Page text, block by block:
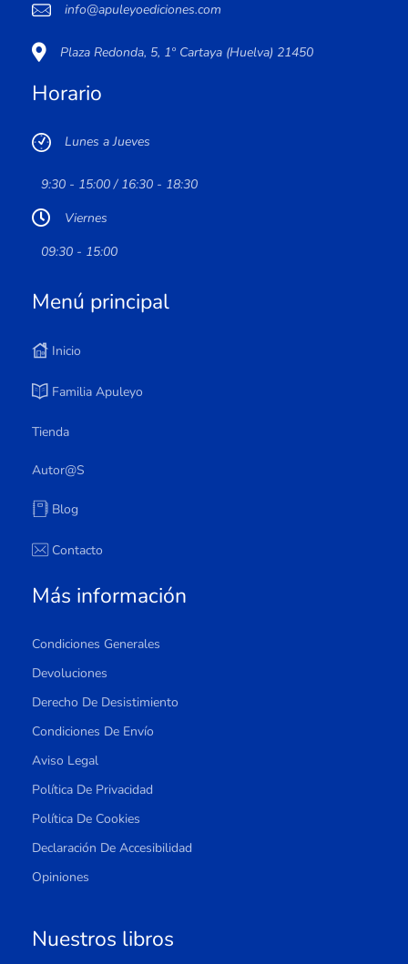
info@apuleyoediciones.com
Plaza Redonda, 5, 1º Cartaya (Huelva) 21450
Horario
Lunes a Jueves
9:30 - 15:00 / 16:30 - 18:30
Viernes
09:30 - 15:00
Menú principal
Inicio
Familia Apuleyo
Tienda
Autor@s
Blog
Contacto
Más información
Condiciones Generales
Devoluciones
Derecho De Desistimiento
Condiciones De Envío
Aviso Legal
Política De Privacidad
Política De Cookies
Declaración De Accesibilidad
Opiniones
Nuestros libros